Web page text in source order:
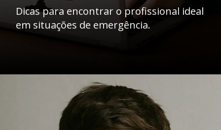
Dicas para encontrar o profissional ideal
em situações de emergência.
https://ademilsoncs.adv.br/